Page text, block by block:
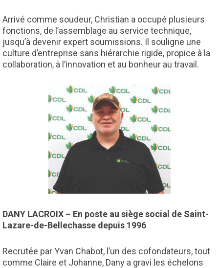
Arrivé comme soudeur, Christian a occupé plusieurs
fonctions, de l’assemblage au service technique,
jusqu’à devenir expert soumissions. Il souligne une
culture d’entreprise sans hiérarchie rigide, propice à la
collaboration, à l’innovation et au bonheur au travail.
DANY LACROIX – En poste au siège social de Saint-
Lazare-de-Bellechasse depuis 1996
Recrutée par Yvan Chabot, l’un des cofondateurs, tout
comme Claire et Johanne, Dany a gravi les échelons